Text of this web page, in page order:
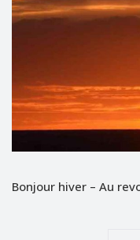
Bonjour hiver – Au